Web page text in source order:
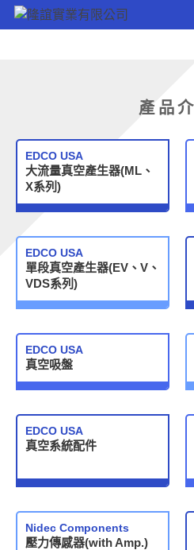
產品
EDCO USA
大流量真空產生器(ML、
X系列)
EDCO USA
單段真空產生器(EV、V、
VDS系列)
EDCO USA
真空吸盤
EDCO USA
真空系統配件
Nidec Components
壓力傳感器(with Amp.)